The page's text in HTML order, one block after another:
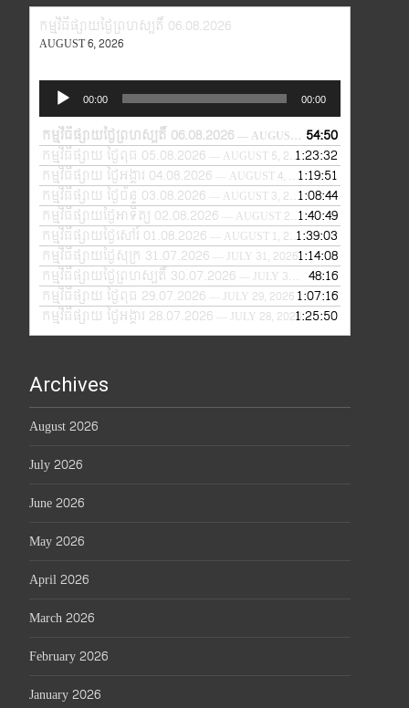
កម្មវិធីផ្សាយថ្ងៃព្រហស្បតិ៍ 06.08.2026
AUGUST 6, 2026
Audio
Player
00:00 00:00
កម្មវិធីផ្សាយថ្ងៃព្រហស្បតិ៍ 06.08.2026— AUGUST 6, 2026
54:50
កម្មវិធីផ្សាយ ថ្ងៃពុធ 05.08.2026
— AUGUST 5, 2026 1:23:32
កម្មវិធីផ្សាយ ថ្ងៃអង្គារ 04.08.2026
— AUGUST 4, 2026
1:19:51
កម្មវិធីផ្សាយ ថ្ងៃច័ន្ទ 03.08.2026
— AUGUST 3, 2026 1:08:44
កម្មវិធីផ្សាយថ្ងៃអាទិត្យ 02.08.2026
— AUGUST 2, 2026 1:40:49
កម្មវិធីផ្សាយថ្ងៃសៅរ៍ 01.08.2026
— AUGUST 1, 2026 1:39:03
កម្មវិធីផ្សាយថ្ងៃសុក្រ 31.07.2026
— JULY 31, 20261:14:08
កម្មវិធីផ្សាយថ្ងៃព្រហស្បតិ៍ 30.07.2026
— JULY 30, 2026
48:16
កម្មវិធីផ្សាយ ថ្ងៃពុធ 29.07.2026
— JULY 29, 20261:07:16
កម្មវិធីផ្សាយ ថ្ងៃអង្គារ 28.07.2026
— JULY 28, 20261:25:50
Archives
August 2026
July 2026
June 2026
May 2026
April 2026
March 2026
February 2026
January 2026